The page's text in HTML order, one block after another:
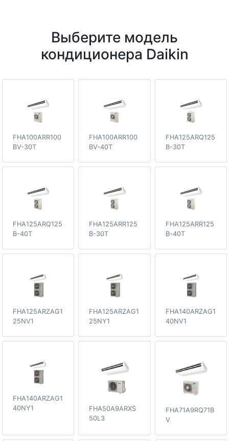
Выберите модель
кондиционера Daikin
FHA100ARR100
BV-30T
FHA100ARR100
BV-40T
FHA125ARQ125
B-30T
FHA125ARQ125
B-40T
FHA125ARR125
B-30T
FHA125ARR125
B-40T
FHA125ARZAG1
25NV1
FHA125ARZAG1
25NY1
FHA140ARZAG1
40NV1
FHA140ARZAG1
40NY1
FHA50A9ARXS
50L3
FHA71A9RQ71B
V